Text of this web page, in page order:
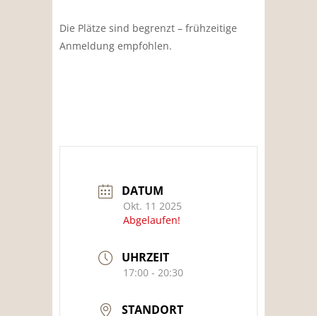
Die Plätze sind begrenzt – frühzeitige
Anmeldung empfohlen.
DATUM
Okt. 11 2025
Abgelaufen!
UHRZEIT
17:00 - 20:30
STANDORT